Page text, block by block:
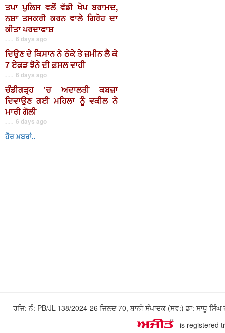
ਤਪਾ ਪੁਲਿਸ ਵਲੋਂ ਵੱਡੀ ਖੇਪ ਬਰਾਮਦ,
ਨਸ਼ਾ ਤਸਕਰੀ ਕਰਨ ਵਾਲੇ ਗਿਰੋਹ ਦਾ
ਕੀਤਾ ਪਰਦਾਫਾਸ਼
. . . 6 days ago
ਦਿਉਣ ਦੇ ਕਿਸਾਨ ਨੇ ਠੇਕੇ ਤੇ ਜ਼ਮੀਨ ਲੈ ਕੇ
7 ਏਕੜ ਝੋਨੇ ਦੀ ਫ਼ਸਲ ਵਾਹੀ
. . . 6 days ago
ਚੰਡੀਗੜ੍ਹ 'ਚ ਅਦਾਲਤੀ ਕਬਜ਼ਾ
ਦਿਵਾਉਣ ਗਈ ਮਹਿਲਾ ਨੂੰ ਵਕੀਲ ਨੇ
ਮਾਰੀ ਗੋਲੀ
. . . 6 days ago
ਹੋਰ ਖ਼ਬਰਾਂ..
ਰਜਿ: ਨੰ: PB/JL-138/2024-26 ਜਿਲਦ 70, ਬਾਨੀ ਸੰਪਾਦਕ (ਸਵ:) ਡਾ: ਸਾਧੂ
is registered